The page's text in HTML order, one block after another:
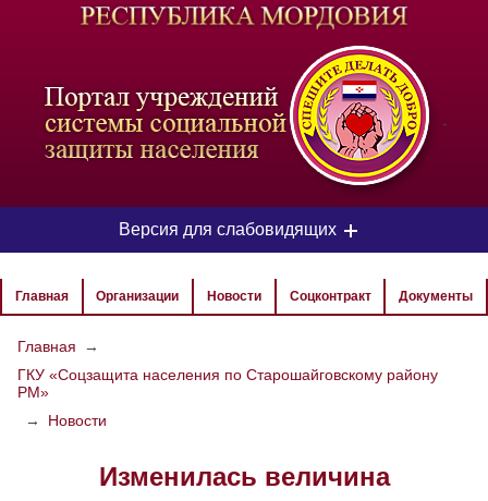
-
Версия для слабовидящих
ЦВЕТОВАЯ СХЕМА
РАЗМЕР ТЕКСТА
ИЗОБРАЖЕНИЯ
Главная Организации Новости Соцконтракт Документы
Главная
→
ГКУ «Соцзащита населения по Старошайговскому району
РМ»
→
Новости
Изменилась величина